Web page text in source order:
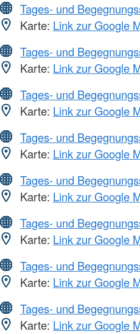
Tages- und
Karte: Link zur Google
Tages- und
Karte: Link zur Google
Tages- und
Karte: Link zur Google
Tages- und
Karte: Link zur Google
Tages- und
Karte: Link zur Google
Tages- und
Karte: Link zur Google
Tages- und
Karte: Link zur Google
Tages- und
Karte: Link zur Google